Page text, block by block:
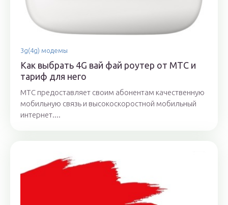
3g(4g) модемы
Как выбрать 4G вай фай роутер от МТС и
тариф для него
МТС предоставляет своим абонентам качественную
мобильную связь и высокоскоростной мобильный
интернет....